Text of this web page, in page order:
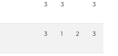
3 3 3
3 1 2 3